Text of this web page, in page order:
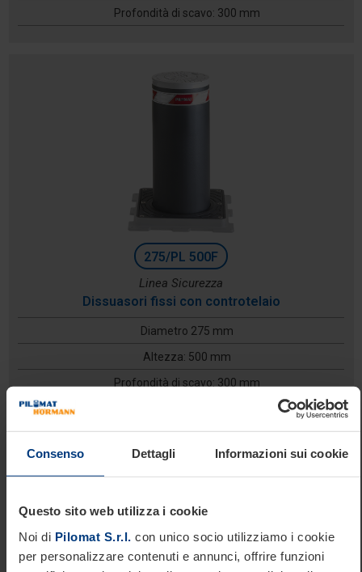
Consenso Dettagli Informazioni sui cookie
Questo sito web utilizza i cookie
Noi di Pilomat S.r.l. con unico socio utilizziamo i cookie
per personalizzare contenuti e annunci, offrire funzioni
Profondità di scavo: 300 mm
275/PL 500F
Linea Sicurezza
Dissuasori fissi con controtelaio
Diametro 275 mm
Altezza: 500 mm
Profondità di scavo: 300 mm